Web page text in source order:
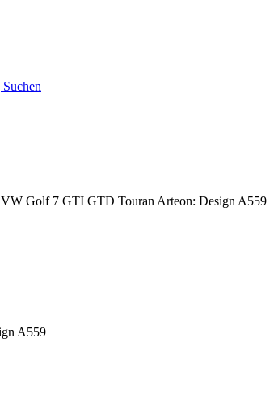
Suchen
VW Golf 7 GTI GTD Touran Arteon: Design A559